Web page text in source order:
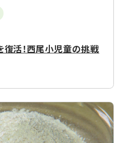
復活！西尾小児童の挑戦